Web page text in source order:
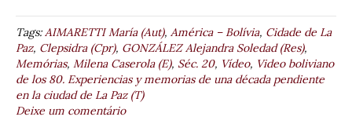
Tags:AIMARETTI María (Aut), América – Bolívia, Cidade de La
Paz, Clepsidra (Cpr), GONZÁLEZ Alejandra Soledad (Res),
Memórias, Milena Caserola (E), Séc. 20, Vídeo, Video boliviano
de los 80. Experiencias y memorias de una década pendiente
en la ciudad de La Paz (T)
Deixe um comentário